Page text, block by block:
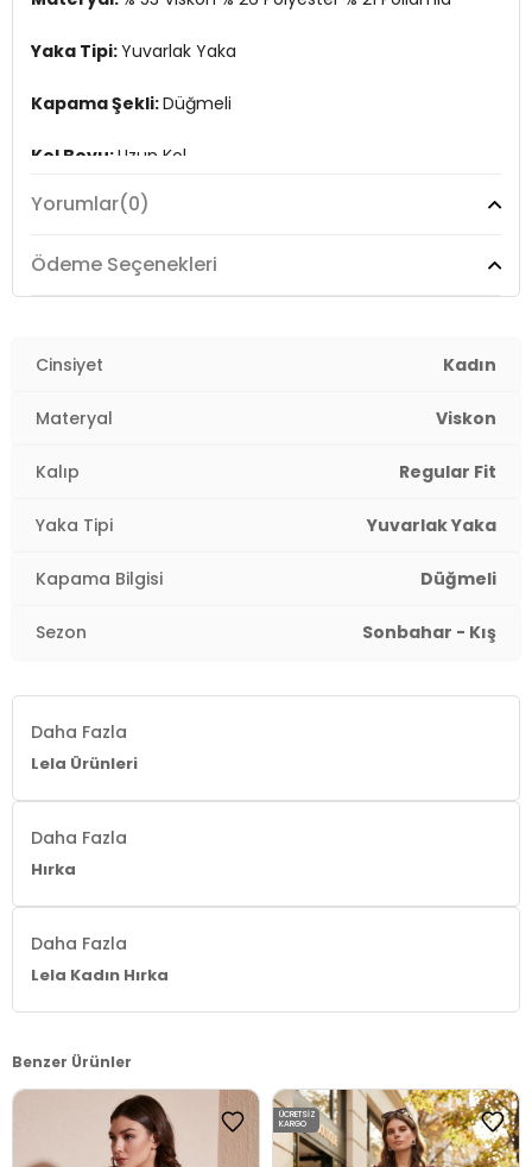
2DK680HI00110.10
Yaka Tipi:Yuvarlak Yaka
Kapama Şekli:Düğmeli
Kol Boyu:Uzun Kol
Kalıp Bilgisi:Regular Fit
Manken Bedeni:Boy : 1.80 cm / Göğüs : 80 cm / Bel :
2DK680HI00110.10
Yorumlar(0)
Ödeme Seçenekleri
Cinsiyet Kadın
Materyal Viskon
Kalıp Regular Fit
Yaka Tipi Yuvarlak Yaka
Kapama Bilgisi Düğmeli
Sezon Sonbahar - Kış
Daha Fazla
Lela Ürünleri
Daha Fazla
Hırka
Daha Fazla
Lela Kadın Hırka
Benzer Ürünler
ÜCRETSIZ
KARGO